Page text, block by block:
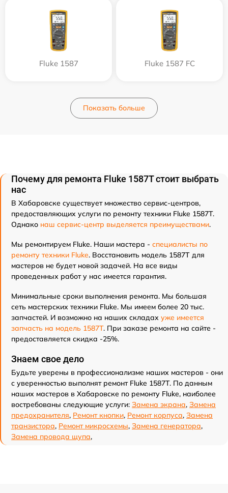
Fluke 1587 Fluke 1587 FC
Показать больше
Почему для ремонта Fluke 1587T стоит выбрать
нас
В Хабаровске существует множество сервис-центров,
предоставляющих услуги по ремонту техники Fluke 1587T.
Однако наш сервис-центр выделяется преимуществами.
Мы ремонтируем Fluke. Наши мастера - специалисты по
ремонту техники Fluke. Восстановить модель 1587T для
мастеров не будет новой задачей. На все виды
проведенных работ у нас имеется гарантия.
Минимальные сроки выполнения ремонта. Мы большая
сеть мастерских техники Fluke. Мы имеем более 20 тыс.
запчастей. И возможно на наших складах уже имеется
запчасть на модель 1587T. При заказе ремонта на сайте -
предоставляется скидка -25%.
Знаем свое дело
Будьте уверены в профессионализме наших мастеров - они
с уверенностью выполнят ремонт Fluke 1587T. По данным
наших мастеров в Хабаровске по ремонту Fluke, наиболее
востребованы следующие услуги: Замена экрана, Замена
предохранителя, Ремонт кнопки, Ремонт корпуса, Замена
транзистора, Ремонт микросхемы, Замена генератора,
Замена провода щупа,